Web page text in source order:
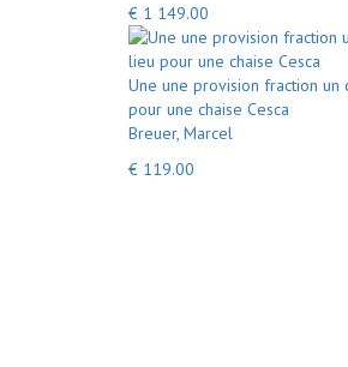
€ 1 149.00
Une une provision fraction un
pour une chaise Cesca
Breuer, Marcel
€ 119.00